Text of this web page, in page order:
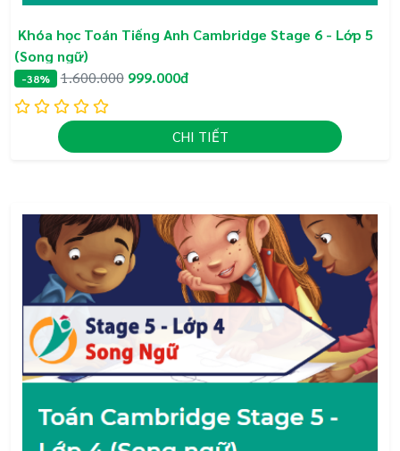
+ Học sinh học chương trình chuẩn BGD:
Chương trình thiết kế theo triết lý truyền cảm
hứng giúp phát triển trí tò mò và niềm đam mê
học tập.
Nội dung trực quan, cách tiếp cận sinh động,
giúp dễ dàng nắm bắt các khái niệm Toán học
và mối liên hệ giữa các khái niệm, hình thành
Phát triển các kỹ năng tư duy bậc cao trọn đời
như: giải quyết vấn đề, tư duy phản biện,
Khóa học Toán Tiếng Anh Cambridge Stage 6 - Lớp 5
(Song ngữ)
-38% 1.600.000 999.000đ
CHI TIẾT